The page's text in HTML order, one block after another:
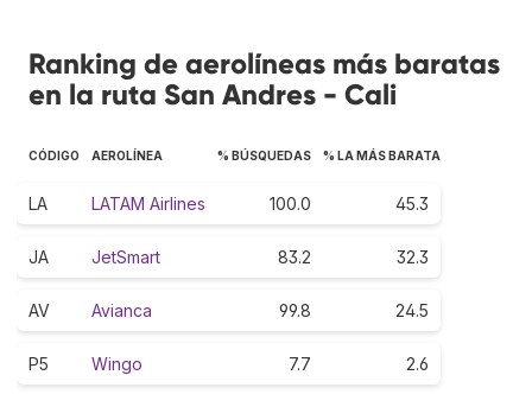
Ranking de aerolíneas más baratas
en la ruta San Andres - Cali
CÓDIGO AEROLÍNEA % BÚSQUEDAS % LA MÁS BARATA
LA LATAM Airlines 100.0 45.3
JA JetSmart 83.2 32.3
AV Avianca 99.8 24.5
P5 Wingo 7.7 2.6